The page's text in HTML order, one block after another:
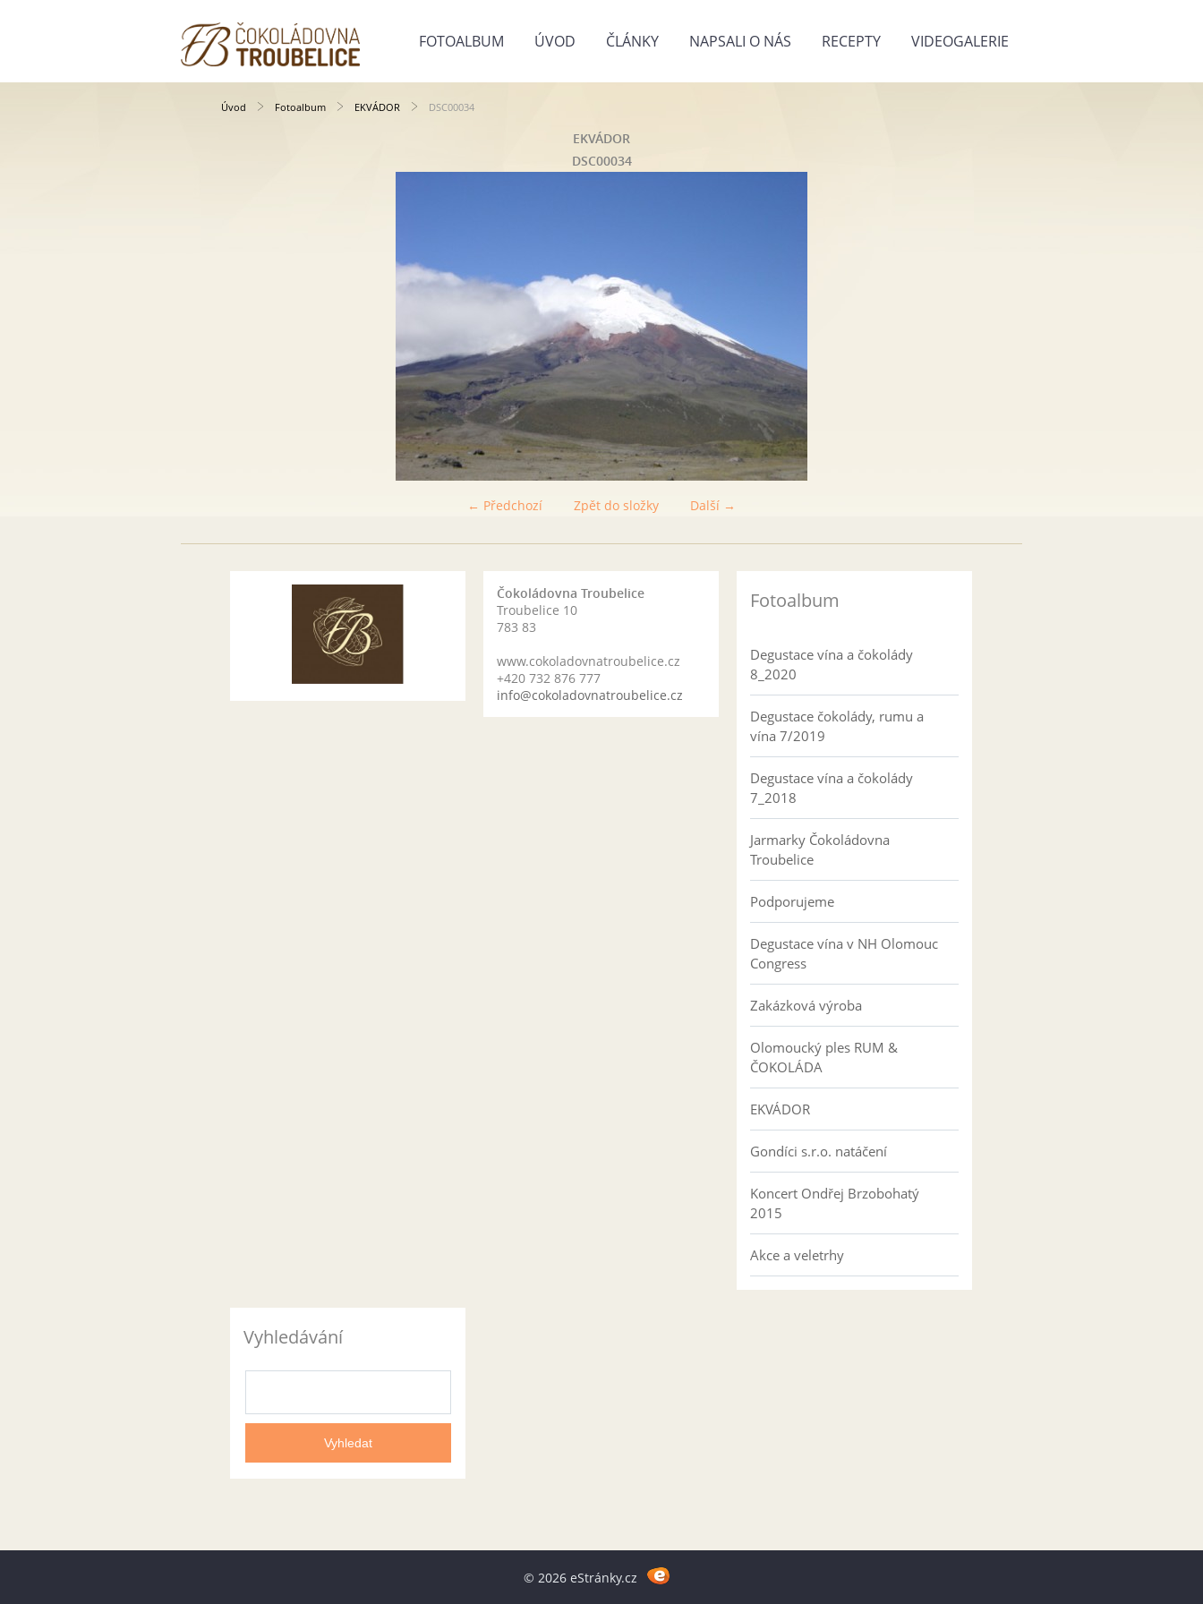
FOTOALBUM ÚVOD ČLÁNKY NAPSALI O NÁS RECEPTY VIDEOGALERIE
Úvod Fotoalbum EKVÁDOR DSC00034
EKVÁDOR
DSC00034
← Předchozí Další →
Zpět do složky
Čokoládovna Troubelice
Troubelice 10
783 83
www.cokoladovnatroubelice.cz
+420 732 876 777
info@cokoladovnatroubelice.cz
Fotoalbum
Degustace vína a čokolády
8_2020
Degustace čokolády, rumu a
vína 7/2019
Degustace vína a čokolády
7_2018
Jarmarky Čokoládovna
Troubelice
Podporujeme
Degustace vína v NH Olomouc
Congress
Zakázková výroba
Olomoucký ples RUM &
ČOKOLÁDA
EKVÁDOR
Gondíci s.r.o. natáčení
Koncert Ondřej Brzobohatý
2015
Akce a veletrhy
Vyhledávání
© 2026 eStránky.cz